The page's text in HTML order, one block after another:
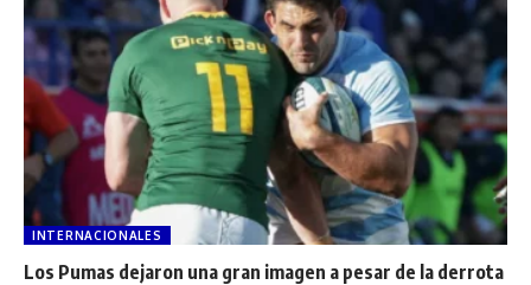
INTERNACIONALES
Los Pumas dejaron una gran imagen a pesar de la derrota